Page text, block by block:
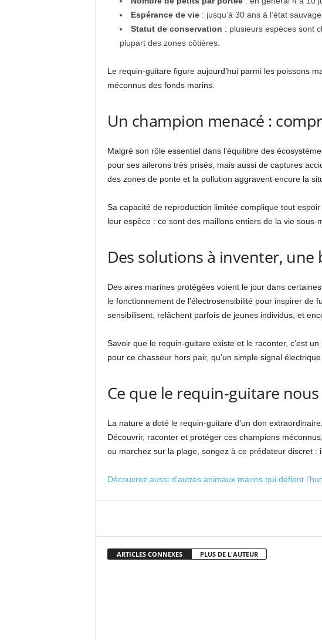
Espérance de vie: jusqu’à 30 ans à l’état sauvage.
Statut de conservation : plusieurs espèces sont
plupart des zones côtières.
Le requin-guitare figure aujourd’hui parmi les poissons
méconnus des fonds marins.
Un champion menacé :
Malgré son rôle essentiel dans l’équilibre des
pour ses ailerons très prisés, mais aussi de captures
des zones de ponte et la pollution aggravent encore la
Sa capacité de reproduction limitée complique tout
leur espèce : ce sont des maillons entiers de la vie sous-
Des solutions à inventer,
Des aires marines protégées voient le jour dans
le fonctionnement de l’électrosensibilité pour inspirer de
sensibilisent, relâchent parfois de jeunes individus, et
Savoir que le requin-guitare existe et le raconter, c’est
pour ce chasseur hors pair, qu’un simple signal
Ce que le requin-guitare
La nature a doté le requin-guitare d’un don
Découvrir, raconter et protéger ces champions
ou marchez sur la plage, songez à ce prédateur discret
Découvrez aussi d’autres animaux marins qui défient
ARTICLES CONNEXES PLUS DE L'AUTEUR